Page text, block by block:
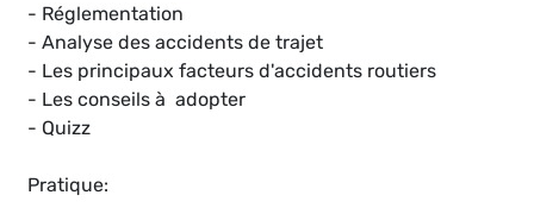
- Réglementation
- Analyse des accidents de trajet
- Les principaux facteurs d'accidents routiers
- Les conseils à adopter
- Quizz
Pratique: